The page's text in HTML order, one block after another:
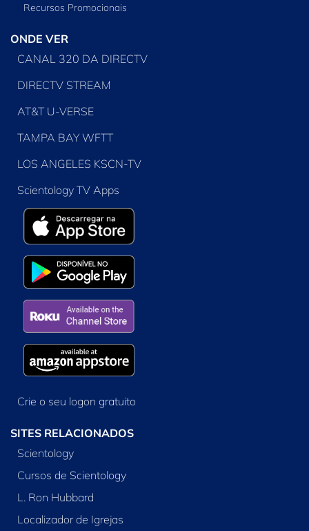
Recursos Promocionais
ONDE VER
CANAL 320 DA DIRECTV
DIRECTV STREAM
AT&T U-VERSE
TAMPA BAY WFTT
LOS ANGELES KSCN-TV
Scientology TV Apps
Crie o seu logon gratuito
SITES RELACIONADOS
Scientology
Cursos de Scientology
L. Ron Hubbard
Localizador de Igrejas